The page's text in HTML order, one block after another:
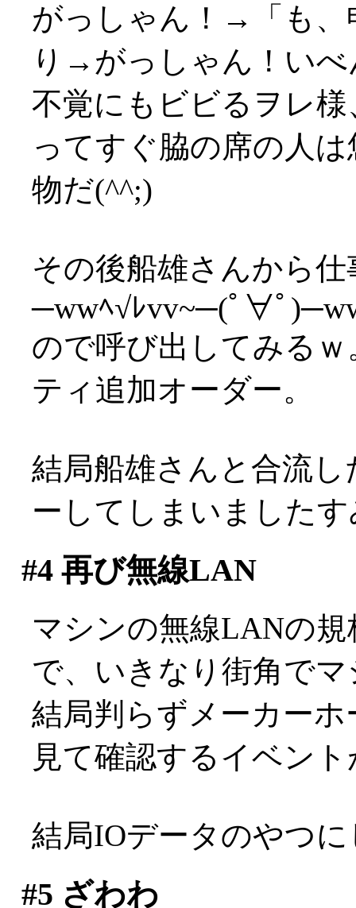
がっしゃん！→「も
り→がっしゃん！いべ
不覚にもビビるヲレ様
ってすぐ脇の席の人
物だ(^^;)
その後船雄さんから
─wwﾍ√ﾚvv~─(ﾟ∀ﾟ
ので呼び出してみる
ティ追加オーダー。
結局船雄さんと合流
ーしてしまいました
#4再び無線LAN
マシンの無線LANの
で、いきなり街角で
結局判らずメーカー
見て確認するイベント
結局IOデータのやつ
#5 ざわわ